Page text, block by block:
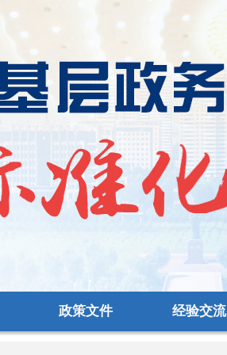
政策文件 经验交流